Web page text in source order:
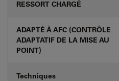
RESSORT CHARGÉ
ADAPTÉ À AFC (CONTRÔLE
ADAPTATIF DE LA MISE AU
POINT)
Techniques